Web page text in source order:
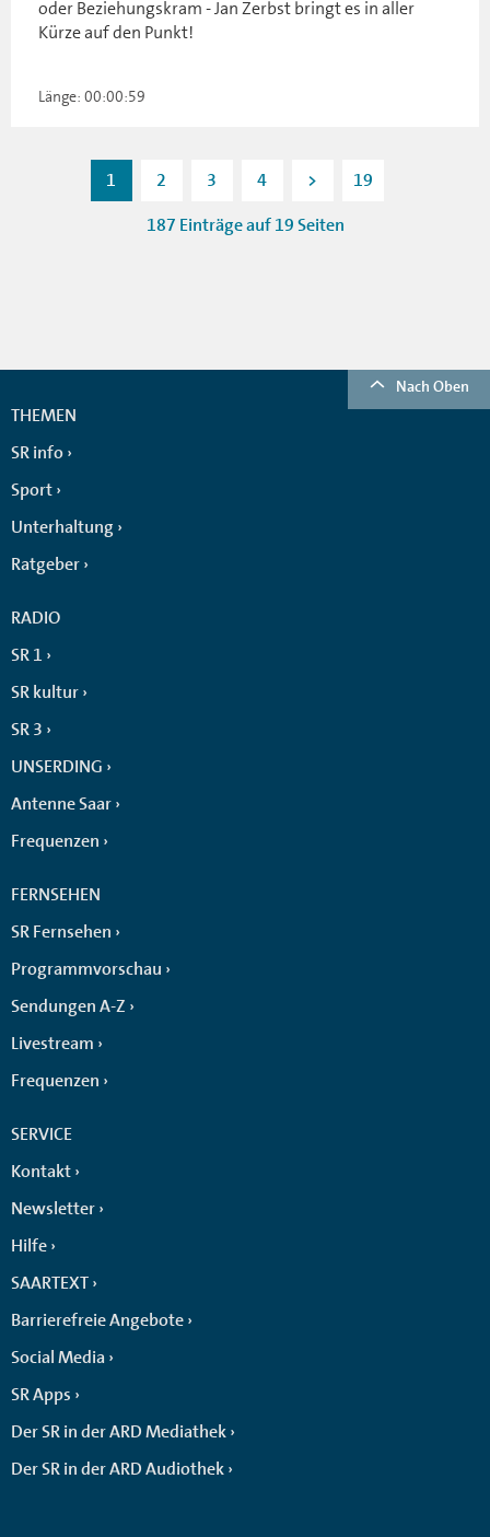
oder Beziehungskram - Jan Zerbst bringt es in aller
Kürze auf den Punkt!
Länge: 00:00:59
1 2 3 4 > 19
187 Einträge auf 19 Seiten
Nach Oben
THEMEN
SR info
Sport
Unterhaltung
Ratgeber
RADIO
SR 1
SR kultur
SR 3
UNSERDING
Antenne Saar
Frequenzen
FERNSEHEN
SR Fernsehen
Programmvorschau
Sendungen A-Z
Livestream
Frequenzen
SERVICE
Kontakt
Newsletter
Hilfe
SAARTEXT
Barrierefreie Angebote
Social Media
SR Apps
Der SR in der ARD Mediathek
Der SR in der ARD Audiothek